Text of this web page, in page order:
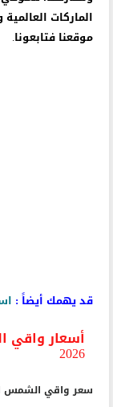
ونضارتها،
الماركات
موقعنا فتابعونا.
قد يهمك أيضاً :
أسعار واقي
2026